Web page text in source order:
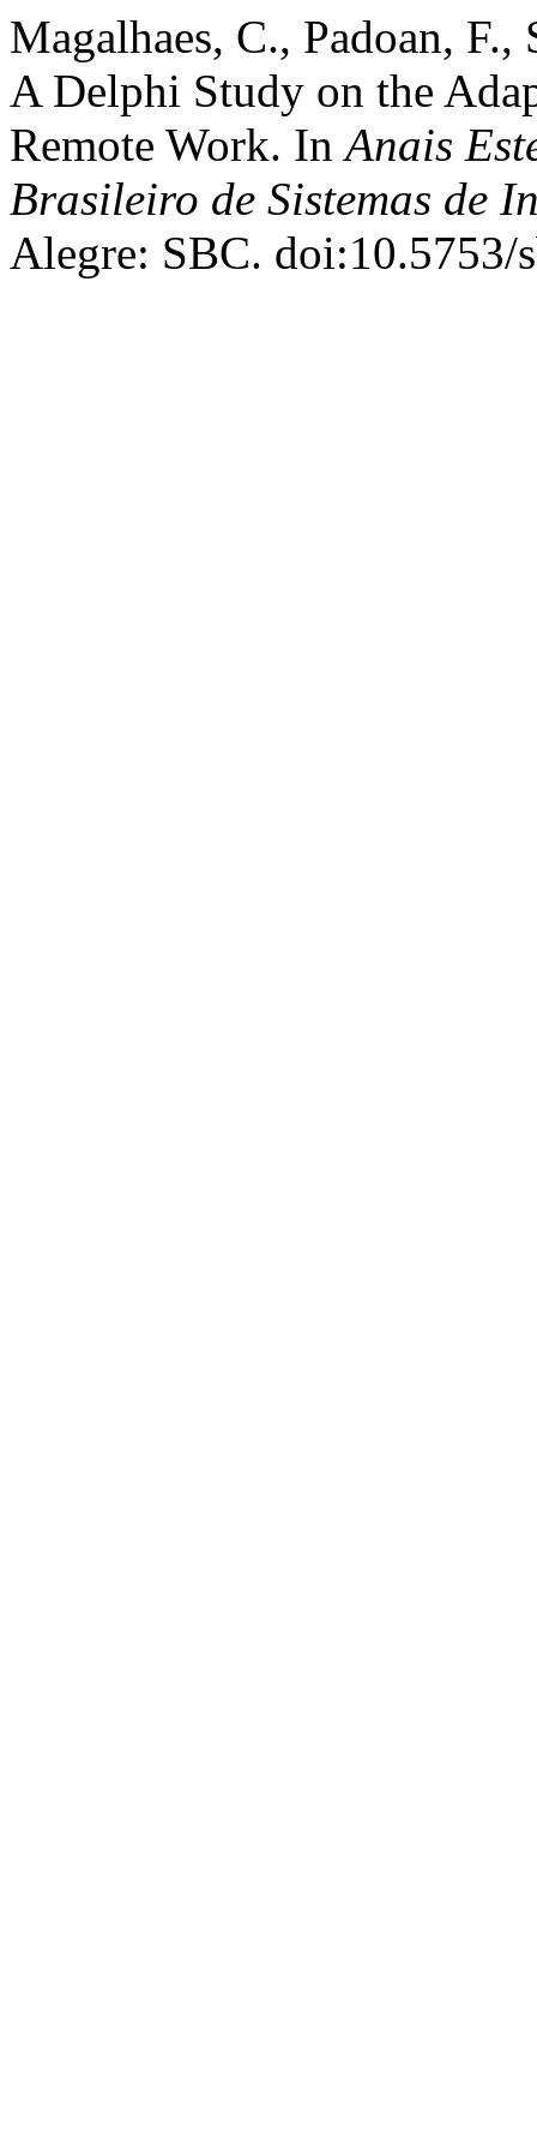
Magalhaes, C., Padoan,
A Delphi Study on the
Remote Work. InAnais
Brasileiro de Sistemas de
Alegre: SBC. doi:10.5753/